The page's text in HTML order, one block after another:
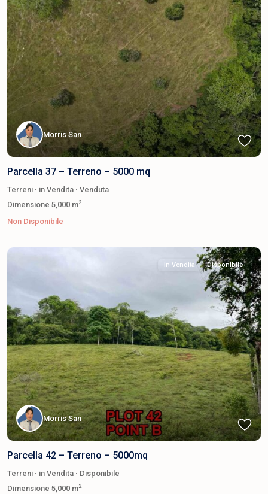
Morris San
Parcella 37 – Terreno – 5000 mq
Terreni · in Vendita · Venduta
Dimensione 5,000 m2
Non Disponibile
in Vendita Disponibile
Morris San
Parcella 42 – Terreno – 5000mq
Terreni · in Vendita · Disponibile
Dimensione 5,000 m2